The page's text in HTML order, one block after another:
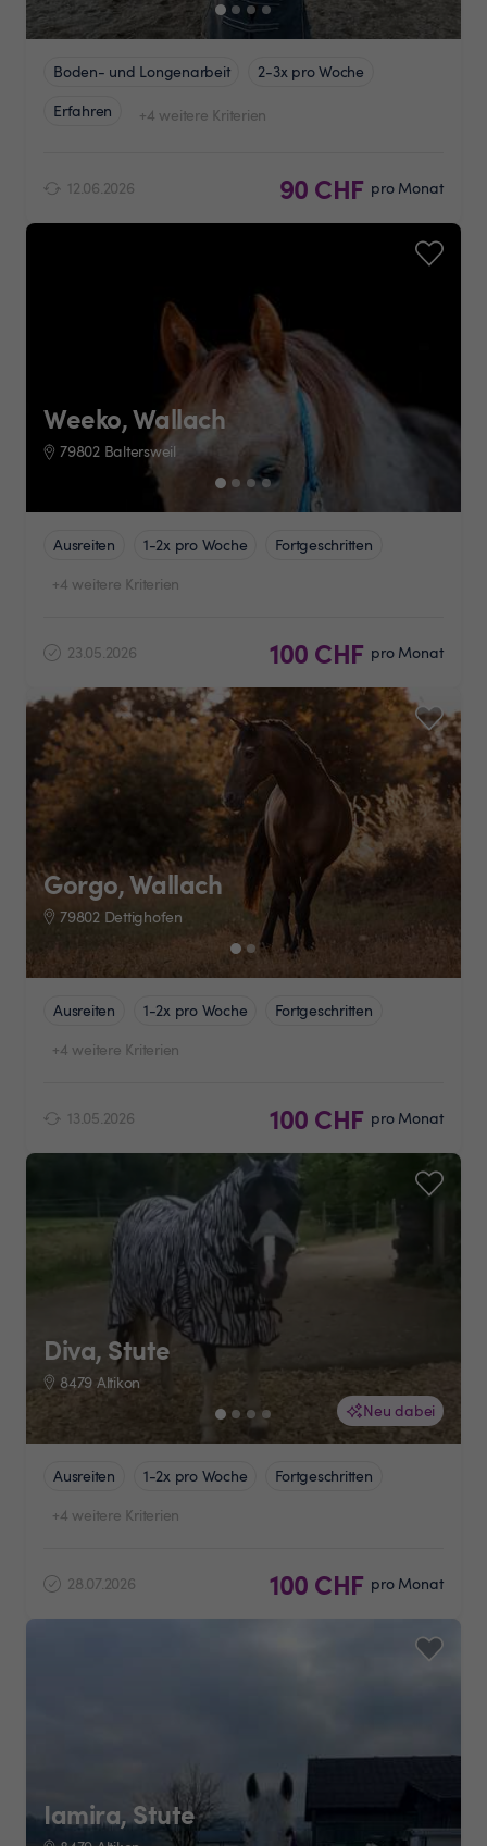
Boden- und Longenarbeit
2-3x pro Woche
Erfahren
+4 weitere Kriterien
12.06.2026 90 CHF pro Monat
Weeko, Wallach
79802 Baltersweil
Ausreiten 1-2x pro Woche
Fortgeschritten
+4 weitere Kriterien
23.05.2026 100 CHF pro Monat
Gorgo, Wallach
79802 Dettighofen
Ausreiten 1-2x pro Woche
Fortgeschritten
+4 weitere Kriterien
13.05.2026 100 CHF pro Monat
Neu dabei
Diva, Stute
8479 Altikon
Ausreiten 1-2x pro Woche
Fortgeschritten
+4 weitere Kriterien
28.07.2026 100 CHF pro Monat
Iamira, Stute